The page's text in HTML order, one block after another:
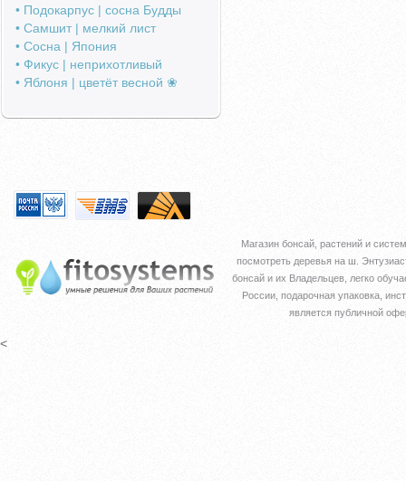
• Подокарпус | сосна Будды
• Самшит | мелкий лист
• Сосна | Япония
• Фикус | неприхотливый
• Яблоня | цветёт весной ❀
Магазин бонсай, растений и
посмотреть деревья на ш.
бонсай и их Владельцев, легко
России, подарочная упаковка,
является публичной
<